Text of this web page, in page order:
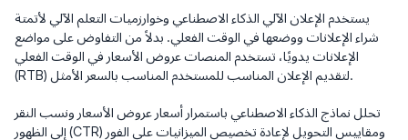
يستخدم الإعلان الآلي الذكاء الاصطناعي وخوارزميات التعلم الآلي لأتمتة
شراء الإعلانات ووضعها في الوقت الفعلي. بدلاً من التفاوض على مواضع
الإعلانات يدويًا، تستخدم المنصات عروض الأسعار في الوقت الفعلي
(RTB) لتقديم الإعلان المناسب للمستخدم المناسب بالسعر الأمثل.
تحلل نماذج الذكاء الاصطناعي باستمرار أسعار عروض الأسعار ونسب النقر
إلى الظهور (CTR) ومقاييس التحويل لإعادة تخصيص الميزانيات على الفور